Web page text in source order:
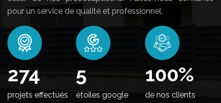
pour un service de qualité et professionnel.
338
projets effectués
5
étoiles google
100%
de nos clients